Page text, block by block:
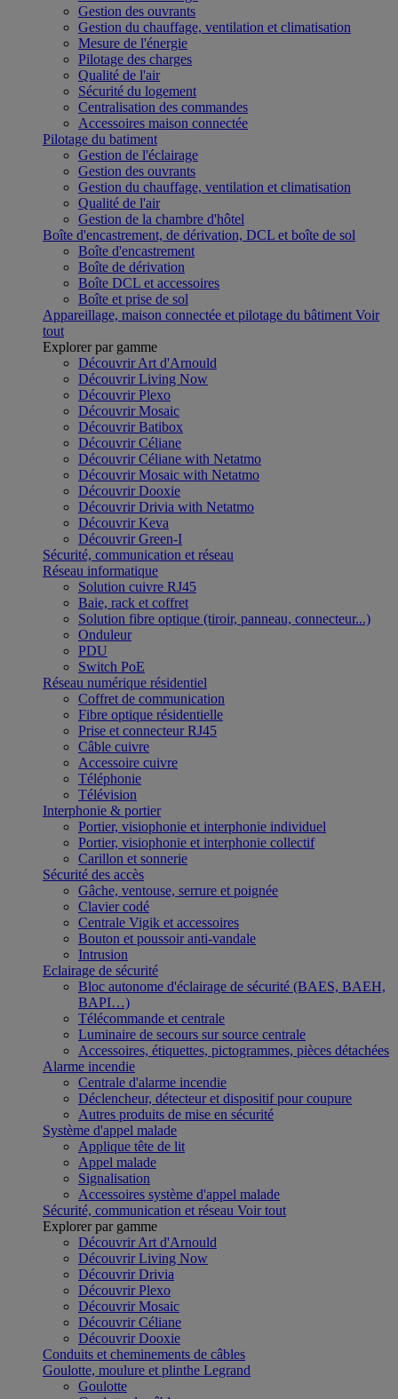
Gestion des ouvrants
Gestion du chauffage, ventilation et climatisation
Mesure de l'énergie
Pilotage des charges
Qualité de l'air
Sécurité du logement
Centralisation des commandes
Accessoires maison connectée
Pilotage du batiment
Gestion de l'éclairage
Gestion des ouvrants
Gestion du chauffage, ventilation et climatisation
Qualité de l'air
Gestion de la chambre d'hôtel
Boîte d'encastrement, de dérivation, DCL et boîte de sol
Boîte d'encastrement
Boîte de dérivation
Boîte DCL et accessoires
Boîte et prise de sol
Appareillage, maison connectée et pilotage du bâtiment Voir
tout
Explorer par gamme
Découvrir Art d'Arnould
Découvrir Living Now
Découvrir Plexo
Découvrir Mosaic
Découvrir Batibox
Découvrir Céliane
Découvrir Céliane with Netatmo
Découvrir Mosaic with Netatmo
Découvrir Dooxie
Découvrir Drivia with Netatmo
Découvrir Keva
Découvrir Green-I
Sécurité, communication et réseau
Réseau informatique
Solution cuivre RJ45
Baie, rack et coffret
Solution fibre optique (tiroir, panneau, connecteur...)
Onduleur
PDU
Switch PoE
Réseau numérique résidentiel
Coffret de communication
Fibre optique résidentielle
Prise et connecteur RJ45
Câble cuivre
Accessoire cuivre
Téléphonie
Télévision
Interphonie & portier
Portier, visiophonie et interphonie individuel
Portier, visiophonie et interphonie collectif
Carillon et sonnerie
Sécurité des accès
Gâche, ventouse, serrure et poignée
Clavier codé
Centrale Vigik et accessoires
Bouton et poussoir anti-vandale
Intrusion
Eclairage de sécurité
Bloc autonome d'éclairage de sécurité (BAES, BAEH,
BAPI…)
Télécommande et centrale
Luminaire de secours sur source centrale
Accessoires, étiquettes, pictogrammes, pièces détachées
Alarme incendie
Centrale d'alarme incendie
Déclencheur, détecteur et dispositif pour coupure
Autres produits de mise en sécurité
Système d'appel malade
Applique tête de lit
Appel malade
Signalisation
Accessoires système d'appel malade
Sécurité, communication et réseau Voir tout
Explorer par gamme
Découvrir Art d'Arnould
Découvrir Living Now
Découvrir Drivia
Découvrir Plexo
Découvrir Mosaic
Découvrir Céliane
Découvrir Dooxie
Conduits et cheminements de câbles
Goulotte, moulure et plinthe Legrand
Goulotte